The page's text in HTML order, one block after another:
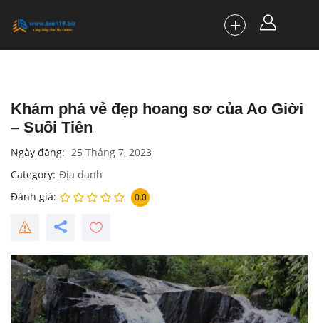
Khám phá vẻ đẹp hoang sơ của Ao Giời
– Suối Tiên
Ngày đăng
25 Tháng 7, 2023
Category Địa danh
Đánh giá
0.0